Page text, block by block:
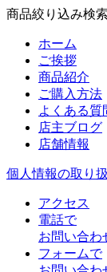
商品絞り込み検索
ホーム
ご挨拶
商品紹介
ご購入方法
よくある質
店主ブログ
店舗情報
個人情報の取り
アクセス
電話で
お問い合わ
フォームで